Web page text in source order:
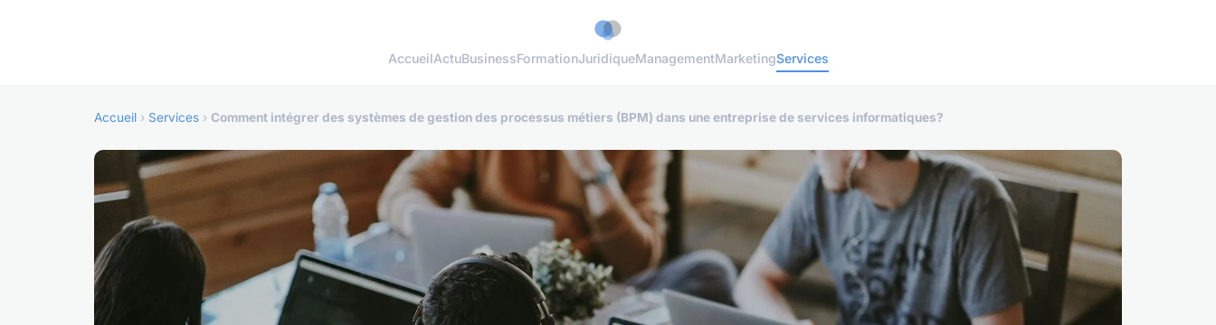
AccueilActuBusinessFormationJuridiqueManagementMarketingServices
Accueil › Services › Comment intégrer des systèmes de gestion des processus métiers (BPM) dans une entreprise de services informatiques?